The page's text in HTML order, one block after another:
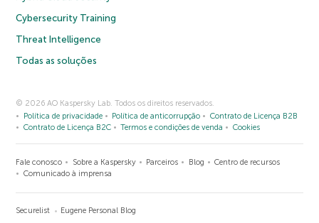
Cybersecurity Training
Threat Intelligence
Todas as soluções
© 2026 AO Kaspersky Lab. Todos os direitos reservados.
Política de privacidade
Política de anticorrupção
Contrato de Licença B2B
Contrato de Licença B2C
Termos e condições de venda Cookies
Fale conosco Sobre a Kaspersky Parceiros Blog
Centro de recursos
Comunicado à imprensa
Securelist Eugene Personal Blog